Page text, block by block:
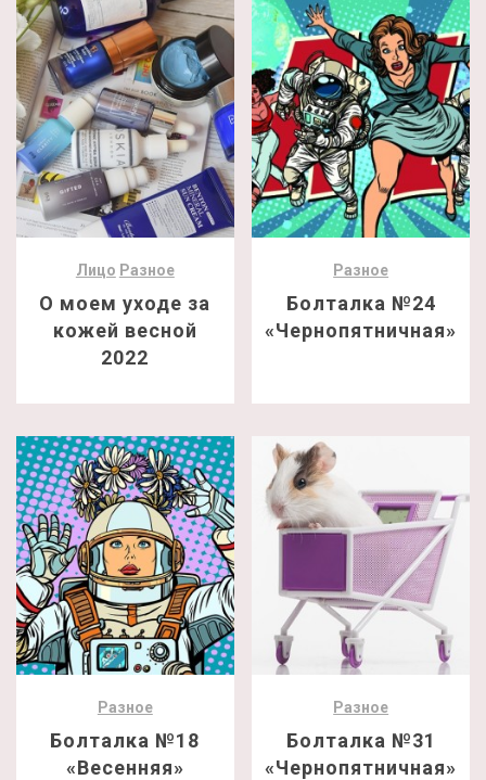
Лицо Разное
О моем уходе за
кожей весной
2022
Разное
Болталка №24
«Чернопятничная»
Разное
Болталка №18
«Весенняя»
Разное
Болталка №31
«Чернопятничная»